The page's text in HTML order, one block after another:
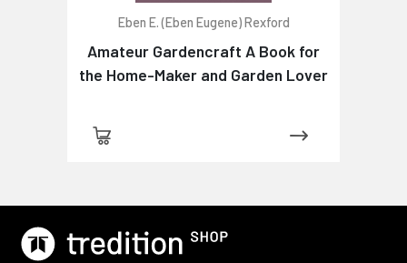
Eben E. (Eben Eugene) Rexford
Amateur Gardencraft A Book for
the Home-Maker and Garden Lover